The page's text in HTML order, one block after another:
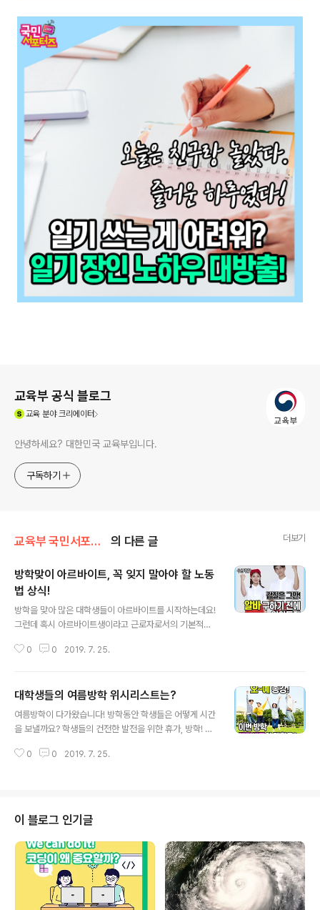
교육부 공식 블로그
교육분야 크리에이터
안녕하세요? 대한민국 교육부입니다.
구독하기
교육부 국민서포터즈 의 다른 글 더보기
방학맞이 아르바이트, 꼭 잊지 말아야 할 노동
법 상식!
방학을 맞아 많은 대학생들이 아르바이트를 시작하는데요!
그런데 혹시 아르바이트생이라고 근로자로서의 기본적인
들을 위해 오늘은 아르바이트 맞춤 노동법 상식에 대해 알
게 두 가지로 말할 수 있습니다. ①근로계약서 문제, ②수
습기간 임금 감액 문제 입니다. 우리에게 주어진 권리, 모른
다고 그냥 넘기면 안되겠죠? 두 가지에 대해 더욱 자세히
는 사용자의 요구에 따라 정해진 근로를 제공하고, 그에 대
0 0 2019. 7. 25.
대학생들의 여름방학 위시리스트는?
여름방학이 다가왔습니다! 방학동안 학생들은 어떻게 시간
을 보낼까요? 학생들의 건전한 발전을 위한 휴가, 방학! 대
고 있을까요? 아래와 같이 학생들은 다양한 활동으로, 의미
인턴 취업준비 집순이/집돌이 여행 알바 1. 취업/자격증 준
비 위 학생은 언론/방송쪽으로 취업을 준비하는 학생으로
아나운서 아카데미를 다니며 취업준비를 하고 있습니다.
위 학생은 토익을 준비하는 학생으로 고득점을 목표로 혼
자 자습의 시간을 가지며 열심히 공부하고 있습니다. ​ 아마
수많은 대학생들이 방학 때 고민하고 ..
0 0 2019. 7. 25.
이 블로그 인기글